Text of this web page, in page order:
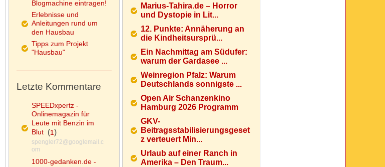
Marius-Tahira.de – Horror
und Dystopie in Lit...
12. Punkte: Annäherung an
die Kindheitsursprü...
Ein Nachmittag am Südufer:
warum der Gardasee ...
Weinregion Pfalz: Warum
Deutschlands sonnigste ...
Open Air Schanzenkino
Hamburg 2026 Programm
GKV-
Beitragsstabilisierungsgeset
z verteuert Min...
Urlaub auf einer Ranch in
Amerika – Den Traum...
Blogmachine eintragen!
Erlebnisse und
Anleitungen rund um
den Hausbau
Tipps zum Projekt
"Hausbau"
Letzte Kommentare
SPEEDxpertz -
Onlinemagazin für
Leute mit Benzin im
Blut(1)
spengler72@googlemail.c
om
1000-gedanken.de -